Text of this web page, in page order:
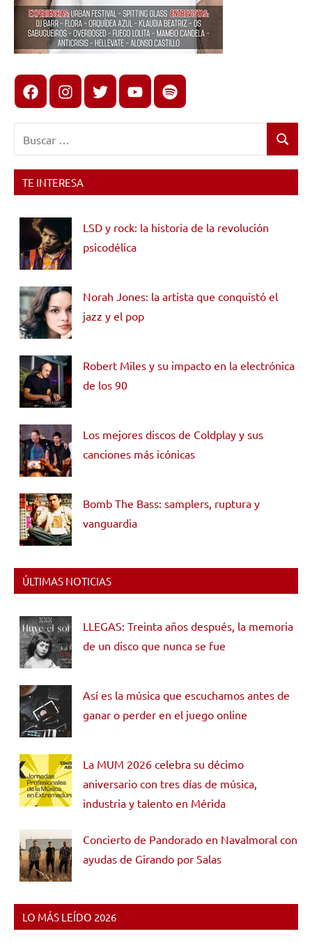
FacebookInstagram
X youtubespotify
Buscar
TE INTERESA
LSD y rock: la historia de la revolución
psicodélica
Norah Jones: la artista que conquistó el
jazz y el pop
Robert Miles y su impacto en la electrónica
de los 90
Los mejores discos de Coldplay y sus
canciones más icónicas
Bomb The Bass: samplers, ruptura y
vanguardia
ÚLTIMAS NOTICIAS
LLEGAS: Treinta años después, la memoria
de un disco que nunca se fue
Así es la música que escuchamos antes de
ganar o perder en el juego online
La MUM 2026 celebra su décimo
aniversario con tres días de música,
industria y talento en Mérida
Concierto de Pandorado en Navalmoral con
ayudas de Girando por Salas
LO MÁS LEÍDO 2026